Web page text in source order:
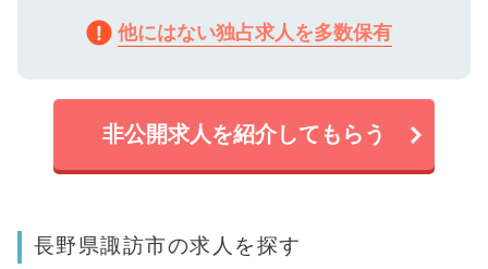
他にはない独占求人を多数保有
非公開求人を紹介してもらう
長野県諏訪市の求人を探す